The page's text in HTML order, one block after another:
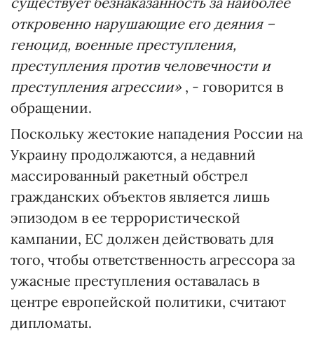
откровенно нарушающие его деяния –
геноцид, военные преступления,
преступления против человечности и
преступления агрессии», - говорится в
обращении.
Поскольку жестокие нападения России на
Украину продолжаются, а недавний
массированный ракетный обстрел
гражданских объектов является лишь
эпизодом в ее террористической
кампании, ЕС должен действовать для
того, чтобы ответственность агрессора за
ужасные преступления оставалась в
центре европейской политики, считают
дипломаты.